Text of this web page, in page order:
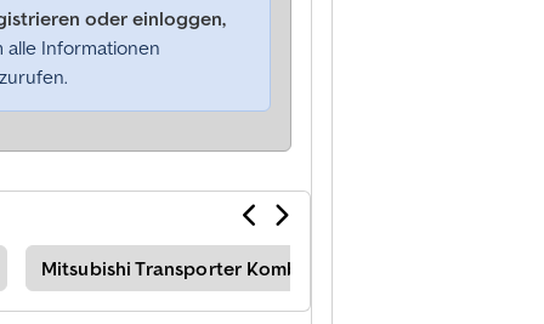
oder einloggen,
alle Informationen
Mitsubishi Transporter Kombi/Van